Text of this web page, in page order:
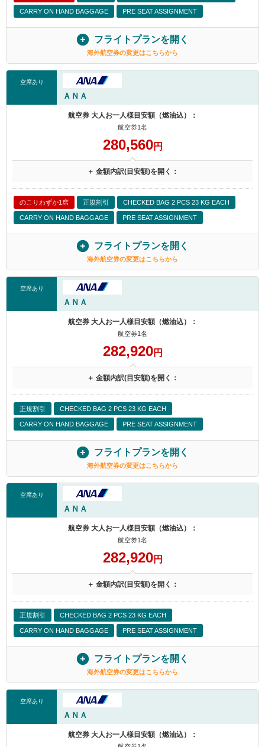
CARRY ON HAND BAGGAGE PRE SEAT ASSIGNMENT
フライトプランを開く
海外航空券の変更はこちらから
空席あり
ＡＮＡ
航空券 大人お一人様目安額（燃油込）：
航空券1名
280,560円
＋ 金額内訳(目安額)を開く：
のこりわずか1席 正規割引 CHECKED BAG 2 PCS 23 KG EACH
CARRY ON HAND BAGGAGE PRE SEAT ASSIGNMENT
フライトプランを開く
海外航空券の変更はこちらから
空席あり
ＡＮＡ
航空券 大人お一人様目安額（燃油込）：
航空券1名
282,920円
＋ 金額内訳(目安額)を開く：
正規割引 CHECKED BAG 2 PCS 23 KG EACH
CARRY ON HAND BAGGAGE PRE SEAT ASSIGNMENT
フライトプランを開く
海外航空券の変更はこちらから
空席あり
ＡＮＡ
航空券 大人お一人様目安額（燃油込）：
航空券1名
282,920円
＋ 金額内訳(目安額)を開く：
正規割引 CHECKED BAG 2 PCS 23 KG EACH
CARRY ON HAND BAGGAGE PRE SEAT ASSIGNMENT
フライトプランを開く
海外航空券の変更はこちらから
空席あり
ＡＮＡ
航空券 大人お一人様目安額（燃油込）：